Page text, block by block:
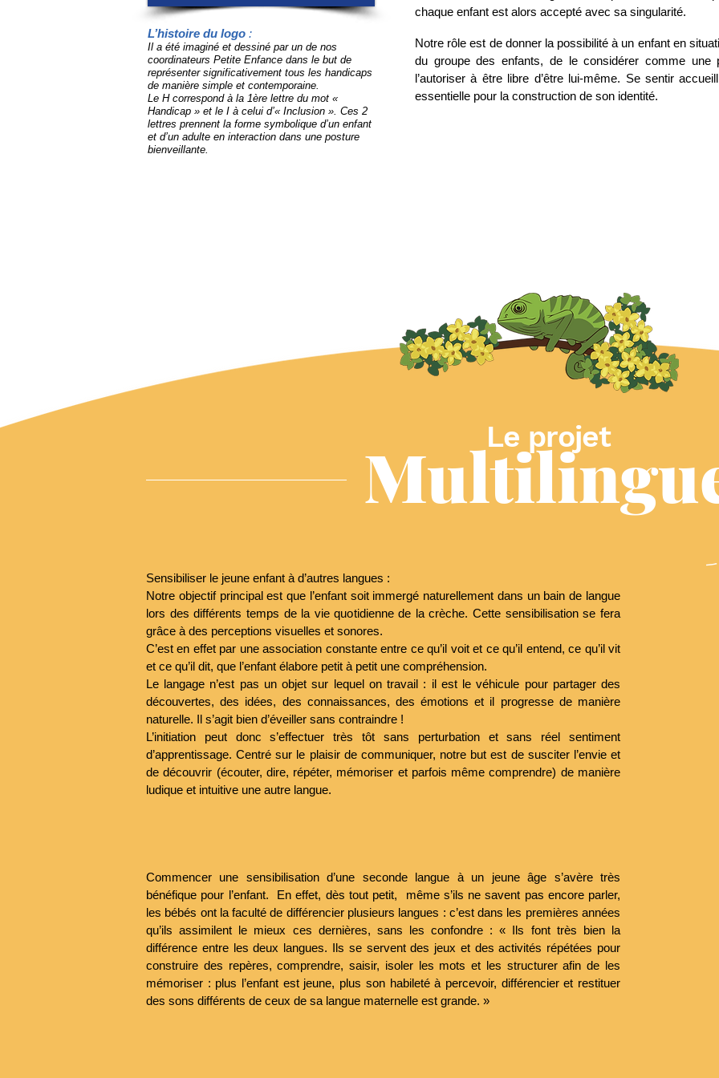
L’histoire du logo :
Il a été imaginé et dessiné par un de nos
coordinateurs Petite Enfance dans le but de
représenter significativement tous les handicaps
de manière simple et contemporaine.
Le H correspond à la 1ère lettre du mot «
Handicap » et le I à celui d’« Inclusion ». Ces 2
lettres prennent la forme symbolique d’un enfant
et d’un adulte en interaction dans une posture
bienveillante.
chaque enfant est alors accepté avec sa singularité.
Notre rôle est de donner la possibilité à un enfant en
du groupe des enfants, de le considérer comme une
l’autoriser à être libre d’être lui-même. Se sentir
essentielle pour la construction de son identité.
Le projet
Sensibiliser le jeune enfant à d’autres langues :
Notre objectif principal est que l’enfant soit immergé naturellement dans un bain de langue
lors des différents temps de la vie quotidienne de la crèche. Cette sensibilisation se fera
grâce à des perceptions visuelles et sonores.
C’est en effet par une association constante entre ce qu’il voit et ce qu’il entend, ce qu’il vit
et ce qu’il dit, que l’enfant élabore petit à petit une compréhension.
Le langage n’est pas un objet sur lequel on travail : il est le véhicule pour partager des
découvertes, des idées, des connaissances, des émotions et il progresse de manière
naturelle. Il s’agit bien d’éveiller sans contraindre !
L’initiation peut donc s’effectuer très tôt sans perturbation et sans réel sentiment
d’apprentissage. Centré sur le plaisir de communiquer, notre but est de susciter l’envie et
de découvrir (écouter, dire, répéter, mémoriser et parfois même comprendre) de manière
ludique et intuitive une autre langue.
Commencer une sensibilisation d’une seconde langue à un jeune âge s’avère très
bénéfique pour l’enfant. En effet, dès tout petit, même s’ils ne savent pas encore parler,
les bébés ont la faculté de différencier plusieurs langues : c’est dans les premières années
qu’ils assimilent le mieux ces dernières, sans les confondre : « Ils font très bien la
différence entre les deux langues. Ils se servent des jeux et des activités répétées pour
construire des repères, comprendre, saisir, isoler les mots et les structurer afin de les
mémoriser : plus l’enfant est jeune, plus son habileté à percevoir, différencier et restituer
des sons différents de ceux de sa langue maternelle est grande. »